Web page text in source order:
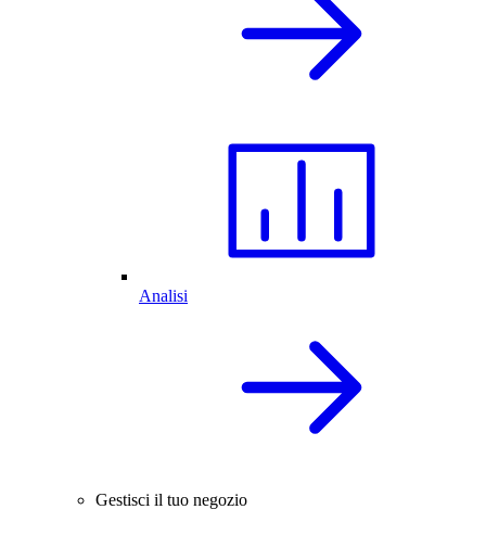
Analisi
Gestisci il tuo negozio